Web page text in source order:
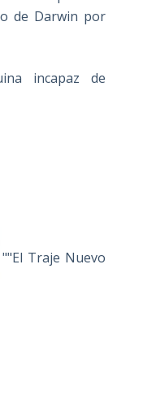
de Darwin por
incapaz de
""El Traje Nuevo